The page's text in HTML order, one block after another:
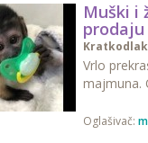
Muški i
prodaju
Vrlo
majmuna.
Oglašivač: